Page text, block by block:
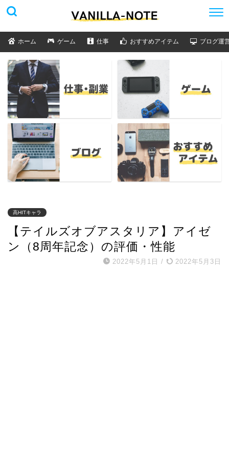
ホーム ゲーム 仕事 おすすめアイテム ブログ運
高HITキャラ
【テイルズオブアスタリア】アイゼ
ン（8周年記念）の評価・性能
2022年5月1日 / 2022年5月3日